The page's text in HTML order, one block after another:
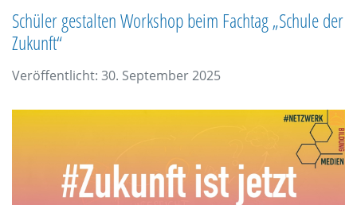
Schüler gestalten Workshop beim Fachtag „Schule der
Zukunft“
Veröffentlicht: 30. September 2025